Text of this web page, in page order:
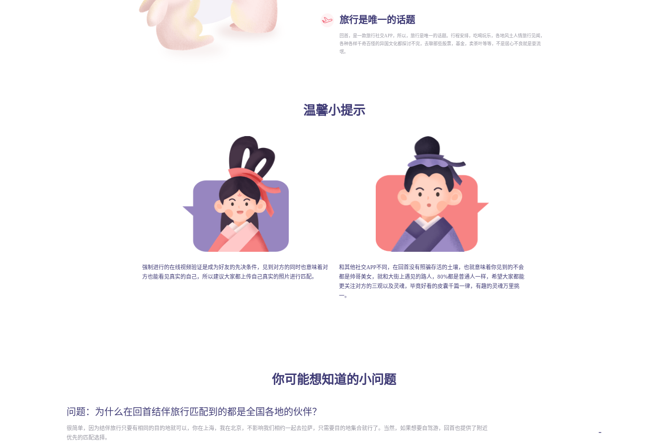
旅行是唯一的话题
回首，是一款旅行社交APP，所以，旅行是唯一的话题。行程安排，吃喝玩乐，各地风土人情旅行见闻，
各种各样千奇百怪的异国文化都探讨不完，去聊那些股票，基金，卖茶叶等等，不是居心不良就是耍流
氓。
温馨小提示
强制进行的在线视频验证是成为好友的先决条件，见到对方的同时也意味着对
方也能看见真实的自己，所以建议大家都上传自己真实的照片进行匹配。
和其他社交APP不同，在回首没有照骗存活的土壤，也就意味着你见到的不会
都是帅哥美女，就和大街上遇见的路人，80%都是普通人一样，希望大家都能
更关注对方的三观以及灵魂，毕竟好看的皮囊千篇一律，有趣的灵魂万里挑
一。
你可能想知道的小问题
问题：为什么在回首结伴旅行匹配到的都是全国各地的伙伴？
很简单，因为结伴旅行只要有相同的目的地就可以，你在上海，我在北京，不影响我们相约一起去拉萨，只需要目的地集合就行了。当然，如果想要自驾游，回首也提供了附近
优先的匹配选择。
-